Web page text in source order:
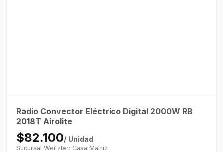
Radio Convector Eléctrico Digital 2000W RB
2018T Airolite
$82.100/ Unidad
Sucursal Weitzler: Casa Matriz